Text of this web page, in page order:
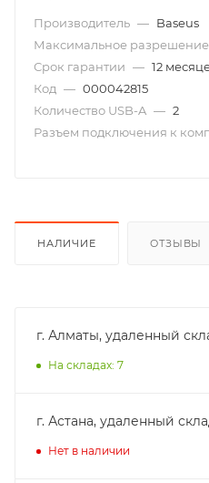
Производитель — Baseus
Максимальное
Срок гарантии — 12
Код — 000042815
Количество USB-A — 2
Разъем подключения к
НАЛИЧИЕ ОТЗЫВЫ
г. Алматы, удаленный
На складах: 7
г. Астана, удаленный
Нет в наличии